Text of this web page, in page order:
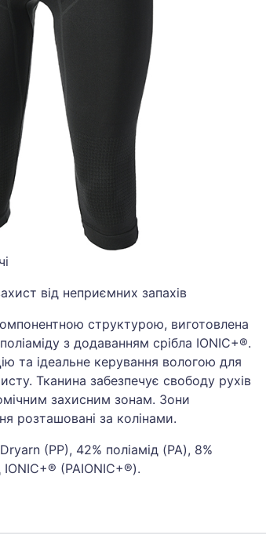
від неприємних запахів
структурою, виготовлена
з додаванням срібла IONIC+®.
та ідеальне керування вологою для
Тканина забезпечує свободу рухів
захисним зонам. Зони
розташовані за колінами.
(PP), 42% поліамід (PA), 8%
IONIC+® (PAIONIC+®).